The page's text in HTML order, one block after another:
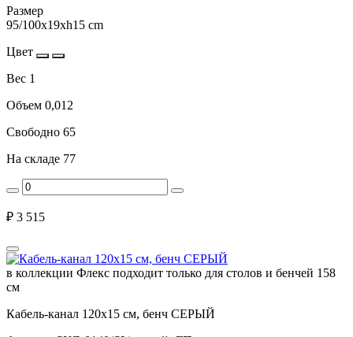
Размер
95/100х19хh15 cm
Цвет
Вес 1
Объем 0,012
Свободно 65
На складе 77
₽ 3 515
в коллекции Флекс подходит только для столов и бенчей 158
см
Кабель-канал 120х15 см, бенч СЕРЫЙ